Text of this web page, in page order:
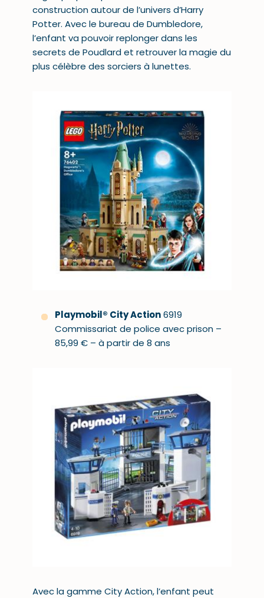
construction autour de l’univers d’Harry
Potter. Avec le bureau de Dumbledore,
l’enfant va pouvoir replonger dans les
secrets de Poudlard et retrouver la magie du
plus célèbre des sorciers à lunettes.
Playmobil® City Action6919
Commissariat de police avec prison –
85,99 € – à partir de 8 ans
Avec la gamme City Action, l’enfant peut